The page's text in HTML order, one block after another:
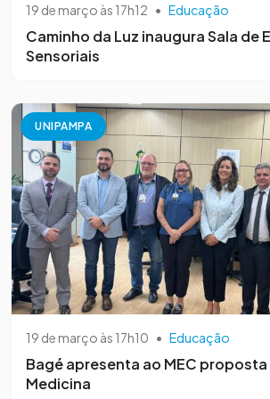
19 de março às 17h12 • Educação
Caminho da Luz inaugura Sala de
Sensoriais
UNIPAMPA
19 de março às 17h10 • Educação
Bagé apresenta ao MEC
Medicina